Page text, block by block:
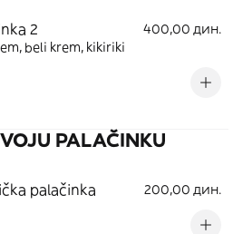
2
400,00 дин.
beli krem, kikiriki
PALAČINKU
palačinka 200,00 дин.